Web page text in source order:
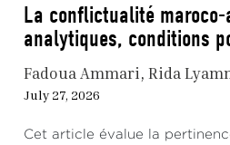
La conflictualité
analytiques, conditions
Fadoua Ammari Rida
July 27, 2026
Cet article évalue la